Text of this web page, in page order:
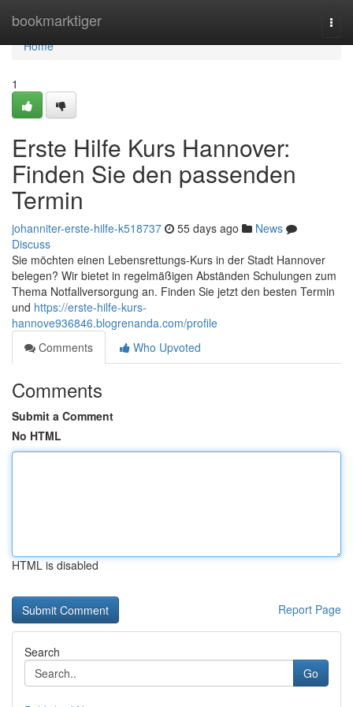
bookmarktiger
Home
Home
1
Erste Hilfe Kurs Hannover:
Finden Sie den passenden
Termin
johanniter-erste-hilfe-k518737 55 days ago
News
Discuss
Sie möchten einen Lebensrettungs-Kurs in der Stadt Hannover
belegen? Wir bietet in regelmäßigen Abständen Schulungen zum
Thema Notfallversorgung an. Finden Sie jetzt den besten Termin
und https://erste-hilfe-kurs-
hannove936846.blogrenanda.com/profile
Comments
Who Upvoted
Comments
Submit a Comment
No HTML
HTML is disabled
Report Page
Search
Go